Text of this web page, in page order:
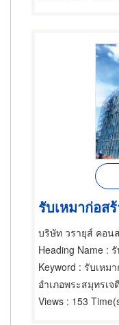
รับเหมาก่อส
บริษัท วรายุส์ คอน
Heading Name :
Keyword : รับเหม
อำเภอพระสมุทรเจ
Views : 153